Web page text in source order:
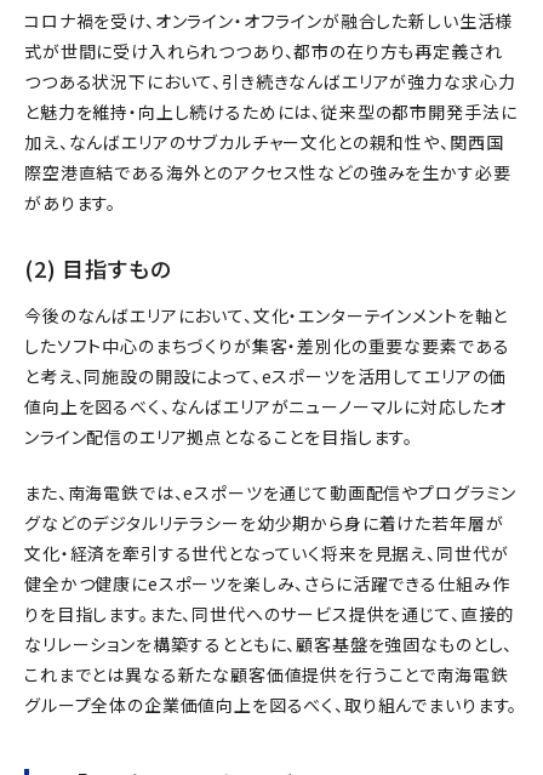
コロナ禍を受け、オンライン・オフラインが融合した新しい生活様
式が世間に受け入れられつつあり、都市の在り方も再定義され
つつある状況下において、引き続きなんばエリアが強力な求心力
と魅力を維持・向上し続けるためには、従来型の都市開発手法に
加え、なんばエリアのサブカルチャー文化との親和性や、関西国
際空港直結である海外とのアクセス性などの強みを生かす必要
があります。
(2) 目指すもの
今後のなんばエリアにおいて、文化・エンターテインメントを軸と
したソフト中心のまちづくりが集客・差別化の重要な要素である
と考え、同施設の開設によって、eスポーツを活用してエリアの価
値向上を図るべく、なんばエリアがニューノーマルに対応したオ
ンライン配信のエリア拠点となることを目指します。
また、南海電鉄では、eスポーツを通じて動画配信やプログラミン
グなどのデジタルリテラシーを幼少期から身に着けた若年層が
文化・経済を牽引する世代となっていく将来を見据え、同世代が
健全かつ健康にeスポーツを楽しみ、さらに活躍できる仕組み作
りを目指します。また、同世代へのサービス提供を通じて、直接的
なリレーションを構築するとともに、顧客基盤を強固なものとし、
これまでとは異なる新たな顧客価値提供を行うことで南海電鉄
グループ全体の企業価値向上を図るべく、取り組んでまいります。